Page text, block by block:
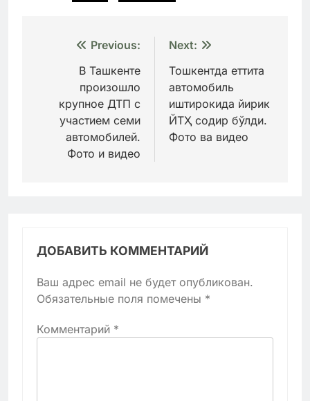
Навигация
записям
Previous:
В Ташкенте
произошло
крупное ДТП с
участием семи
автомобилей.
Фото и видео
Next:
Тошкентда еттита
автомобиль
иштирокида йирик
ЙТҲ содир бўлди.
Фото ва видео
ДОБАВИТЬ КОММЕНТАРИЙ
Ваш адрес email не будет опубликован.
Обязательные поля помечены *
Комментарий *